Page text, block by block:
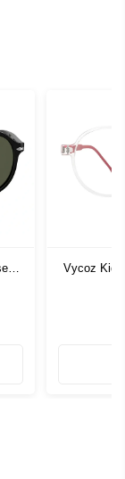
Vycoz Kids